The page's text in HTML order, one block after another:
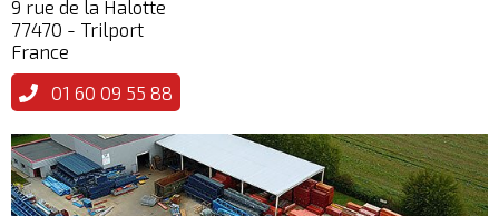
9 rue de la Halotte
77470 - Trilport
France
01 60 09 55 88